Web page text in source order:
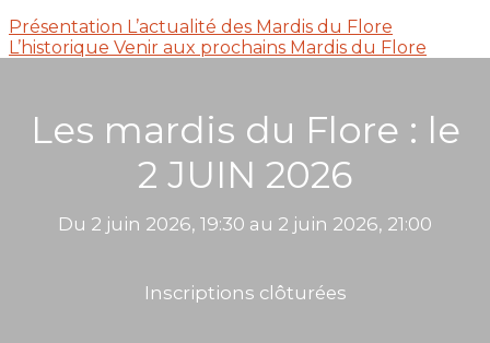
Présentation L’actualité des Mardis du Flore
L’historique Venir aux prochains Mardis du Flore
Les mardis du Flore : le
2 JUIN 2026
Du 2 juin 2026, 19:30 au 2 juin 2026, 21:00
Inscriptions clôturées